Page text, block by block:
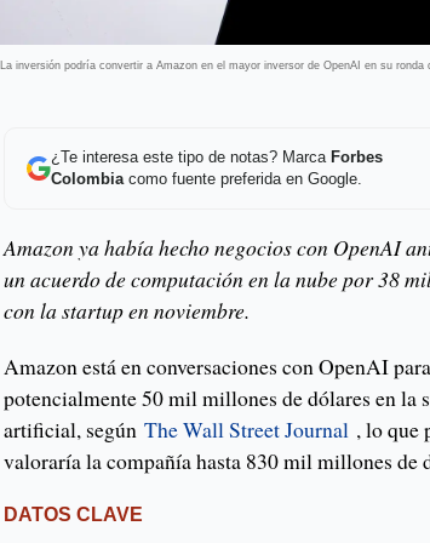
La inversión podría convertir a Amazon en el mayor inversor de OpenAI en su
¿Te interesa este tipo de notas? Marca Forbes
Colombiacomo fuente preferida en Google.
Amazon ya había hecho negocios con OpenAI
un acuerdo de computación en la nube por 38
con la startup en noviembre.
Amazon está en conversaciones con OpenAI
potencialmente 50 mil millones de dólares en la
artificial, segúnThe Wall Street Journal , lo que
valoraría la compañía hasta 830 mil millones de
DATOS CLAVE